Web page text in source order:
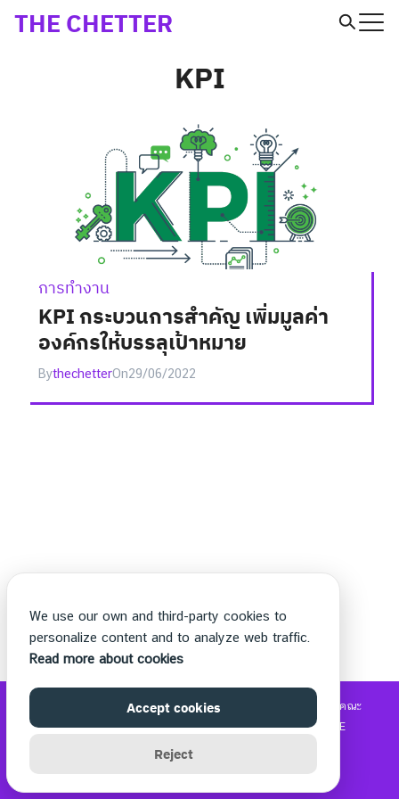
SkipTHE CHETTER
KPI
การทำงาน
KPI กระบวนการสำคัญ เพิ่มมูลค่า
องค์กรให้บรรลุเป้าหมาย
BythechetterOn29/06/2022
©2026 WWW.THECHETTER.COM. ALL RIGHTS RESERVED. คณะ
วิทยาศาสตร์และเทคโนโลยี|รับซื้อแบรนด์เนม|MOVIE2FREE
We use our own and third-party cookies to
personalize content and to analyze web traffic.
Read more about cookies
Accept cookies
Reject